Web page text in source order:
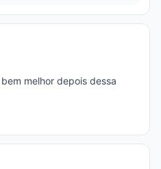
melhor depois dessa